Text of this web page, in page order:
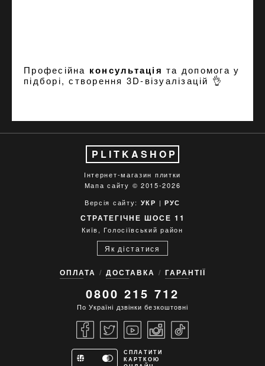
Професійна консультація та допомога у
підборі, створення 3D-візуалізацій 👌
PLITKASHOP
Інтернет-магазин плитки
Мапа сайту © 2015-2026
Версія сайту: УКР | РУС
СТРАТЕГІЧНЕ ШОСЕ 11
Київ, Голосіївський район
Як дістатися
ОПЛАТА ДОСТАВКА ГАРАНТІЇ
0800 215 712
По Україні дзвінки безкоштовні
СПЛАТИТИ
КАРТКОЮ